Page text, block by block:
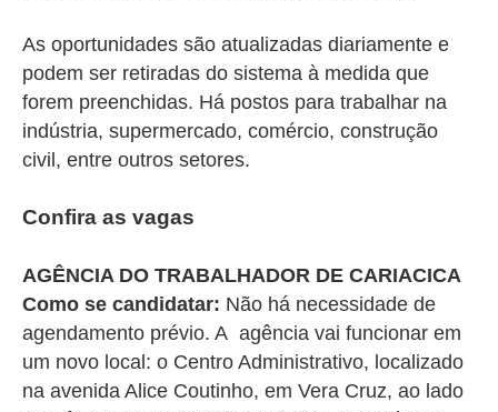
As oportunidades são atualizadas diariamente e
podem ser retiradas do sistema à medida que
forem preenchidas. Há postos para trabalhar na
indústria, supermercado, comércio, construção
civil, entre outros setores.
Confira as vagas
AGÊNCIA DO TRABALHADOR DE CARIACICA
Como se candidatar: Não há necessidade de
agendamento prévio. A agência vai funcionar em
um novo local: o Centro Administrativo, localizado
na avenida Alice Coutinho, em Vera Cruz, ao lado